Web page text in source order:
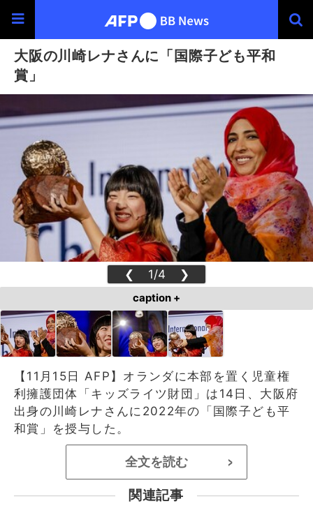
大阪の川崎レナさんに「国際子ども平和
賞」
❮ 1/4 ❯
caption +
【11月15日 AFP】オランダに本部を置く児童権
利擁護団体「キッズライツ財団」は14日、大阪府
出身の川崎レナさんに2022年の「国際子ども平
和賞」を授与した。
全文を読む >
関連記事